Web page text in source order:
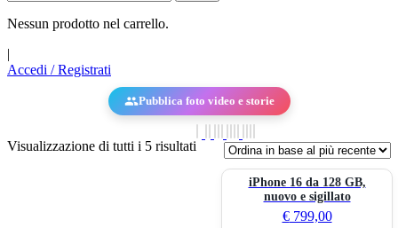
Nessun prodotto nel carrello.
|
Accedi / Registrati
Pubblica foto video e storie
Visualizzazione di tutti i 5 risultati Sorted
latest
iPhone 16 da 128 GB,
nuovo e sigillato
€799,00